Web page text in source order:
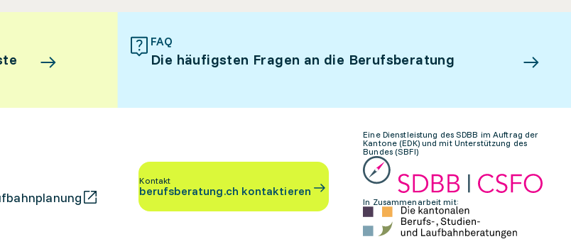
FAQ
Die häufigsten Fragen an die Berufsberatung
Kontakt
berufsberatung.ch kontaktieren
Eine Dienstleistung des SDBB im Auftrag der
Kantone (EDK) und mit Unterstützung des
Bundes (SBFI)
In Zusammenarbeit mit: